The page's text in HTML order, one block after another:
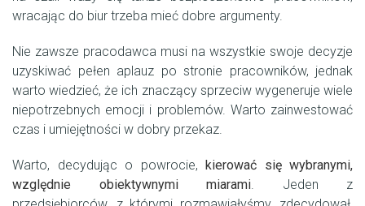
wracając do biur trzeba mieć dobre argumenty.
Nie zawsze pracodawca musi na wszystkie swoje decyzje
uzyskiwać pełen aplauz po stronie pracowników, jednak
warto wiedzieć, że ich znaczący sprzeciw wygeneruje wiele
niepotrzebnych emocji i problemów. Warto zainwestować
czas i umiejętności w dobry przekaz.
Warto, decydując o powrocie, kierować się wybranymi,
względnie obiektywnymi miarami . Jeden z